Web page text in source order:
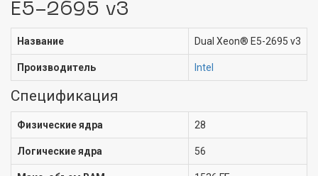
E5-2695 v3
Название Dual Xeon® E5-2695 v3
Производитель Intel
Спецификация
Физические ядра 28
Логические ядра 56